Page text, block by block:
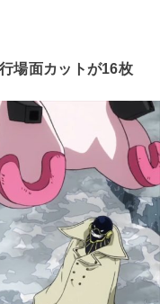
場面カットが16枚